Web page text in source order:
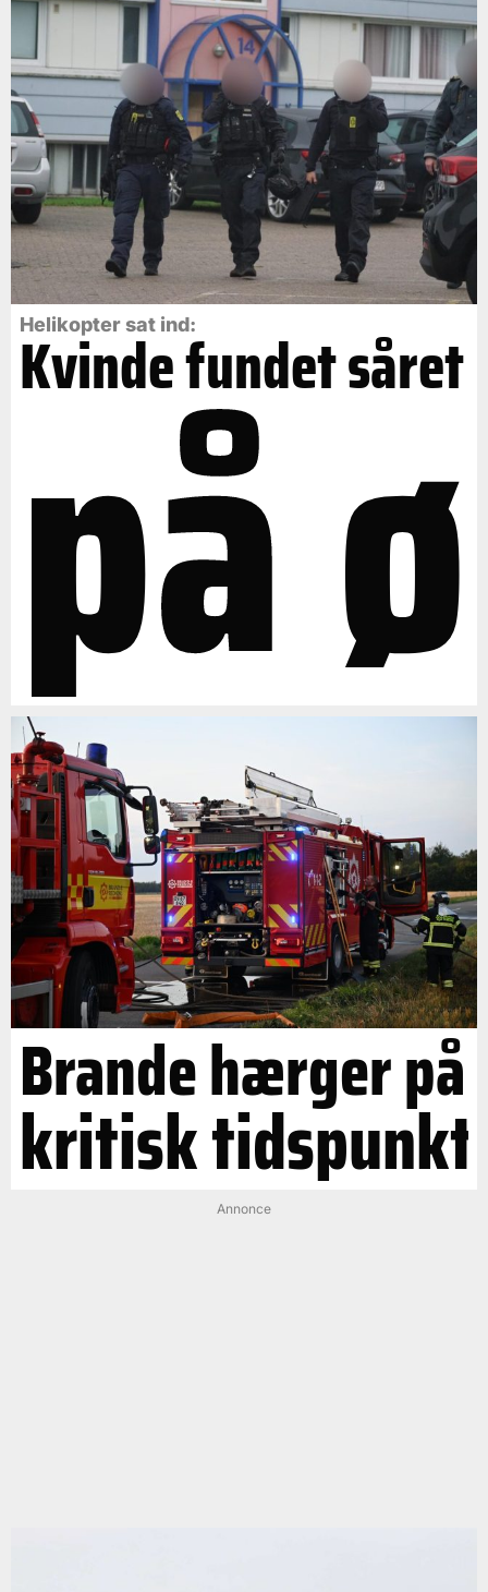
Helikopter sat ind:
Kvinde fundet såret
på ø
Brande hærger på
kritisk tidspunkt
Annonce